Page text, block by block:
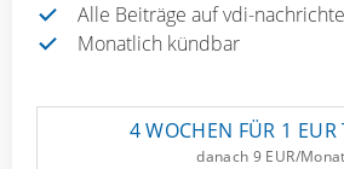
Alle Beiträge auf vdi-
Monatlich kündbar
4 WOCHEN FÜR 1 EUR
danach 9 EUR/Monat